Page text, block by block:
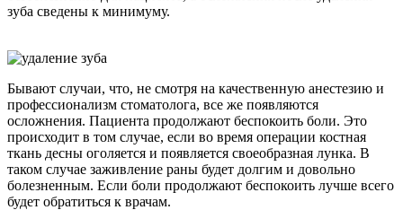
зуба сведены к минимуму.
Бывают случаи, что, не смотря на качественную анестезию и
профессионализм стоматолога, все же появляются
осложнения. Пациента продолжают беспокоить боли. Это
происходит в том случае, если во время операции костная
ткань десны оголяется и появляется своеобразная лунка. В
таком случае заживление раны будет долгим и довольно
болезненным. Если боли продолжают беспокоить лучше всего
будет обратиться к врачам.